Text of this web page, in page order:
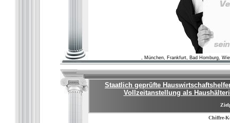
, München, Frankfurt, Bad Homburg,
Staatlich geprüfte
Vollzeitanstellung als
Chiffre-